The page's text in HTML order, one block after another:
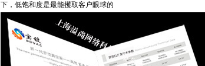
下，低饱和度是最能攫取客户眼球的